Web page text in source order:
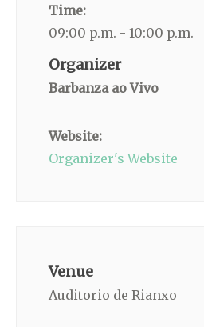
Time:
09:00 p.m. - 10:00 p.m.
Organizer
Barbanza ao Vivo
Website:
Organizer's Website
Venue
Auditorio de Rianxo